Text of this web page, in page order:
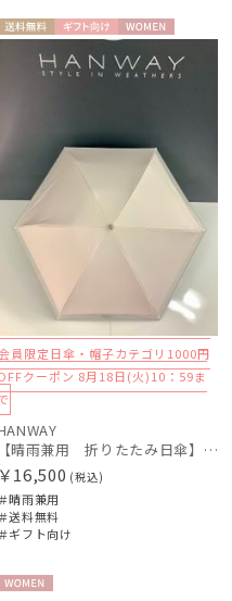
料無 ギフト
向け
WOME
N
員限定日傘・帽子カテゴリ1000円
クーポン 8月18日(火)10：59ま
【晴雨兼用 折りたたみ日傘】ハンウェイ（ＨＡＮＷＡＹ）See-through border（シースルー・ボーダー）
￥16,500 (税込)
＃晴雨兼用
＃送料無料
＃ギフト向け